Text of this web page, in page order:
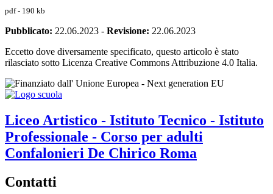
pdf - 190 kb
Pubblicato: 22.06.2023 - Revisione: 22.06.2023
Eccetto dove diversamente specificato, questo articolo è stato
rilasciato sotto Licenza Creative Commons Attribuzione 4.0 Italia.
Liceo Artistico - Istituto Tecnico - Istituto
Professionale - Corso per adulti
Confalonieri De Chirico Roma
Contatti